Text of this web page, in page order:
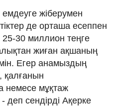
жіберумен
де орташа есеппен
30 миллион теңге
жиған ақшаның
Егер анамыздың
қалғанын
немесе мұқтаж
сендірді Ақерке